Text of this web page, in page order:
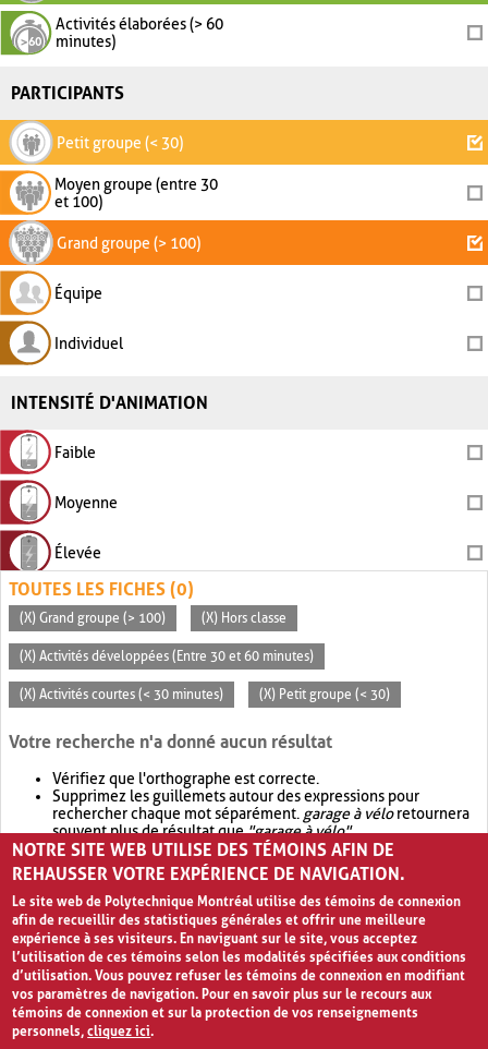
Activités élaborées (> 60
minutes)
PARTICIPANTS
Petit groupe (< 30)
Moyen groupe (entre 30
et 100)
Grand groupe (> 100)
Équipe
Individuel
INTENSITÉ D'ANIMATION
Faible
Moyenne
Élevée
TOUTES LES FICHES (0)
(X) Grand groupe (> 100) (X) Hors classe
(X) Activités développées (Entre 30 et 60 minutes)
(X) Activités courtes (< 30 minutes) (X) Petit groupe (< 30)
Votre recherche n'a donné aucun résultat
Vérifiez que l'orthographe est correcte.
Supprimez les guillemets autour des expressions pour
rechercher chaque mot séparément. garage à véloretournera
souvent plus de résultat que"garage à vélo".
Envisagez d'élargir votre recherche avec OR.garage OR vélo
retournera souvent plus de résultat quegarage à vélo
NOTRE SITE WEB UTILISE DES TÉMOINS AFIN DE
REHAUSSER VOTRE EXPÉRIENCE DE NAVIGATION.
Le site web de Polytechnique Montréal utilise des témoins de connexion
afin de recueillir des statistiques générales et offrir une meilleure
expérience à ses visiteurs. En naviguant sur le site, vous acceptez
l’utilisation de ces témoins selon les modalités spécifiées aux conditions
d’utilisation. Vous pouvez refuser les témoins de connexion en modifiant
vos paramètres de navigation. Pour en savoir plus sur le recours aux
témoins de connexion et sur la protection de vos renseignements
personnels,cliquez ici.